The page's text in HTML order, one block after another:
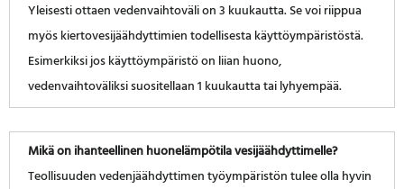
Yleisesti ottaen vedenvaihtoväli on 3 kuukautta. Se voi riippua
myös kiertovesijäähdyttimien todellisesta käyttöympäristöstä.
Esimerkiksi jos käyttöympäristö on liian huono,
vedenvaihtoväliksi suositellaan 1 kuukautta tai lyhyempää.
Mikä on ihanteellinen huonelämpötila vesijäähdyttimelle?
Teollisuuden vedenjäähdyttimen työympäristön tulee olla hyvin